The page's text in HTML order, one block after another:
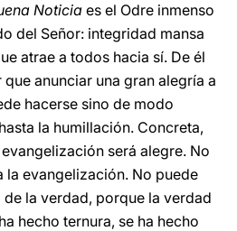
Noticia es el Odre inmenso
del Señor: integridad mansa
atrae a todos hacia sí. De él
anunciar una gran alegría a
hacerse sino de modo
la humillación. Concreta,
será alegre. No
la evangelización. No puede
la verdad, porque la verdad
hecho ternura, se ha hecho